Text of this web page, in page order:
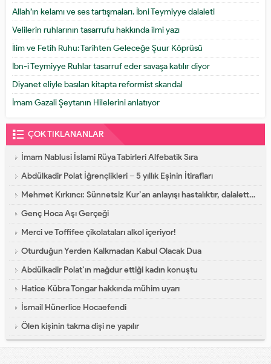
Allah’ın kelamı ve ses tartışmaları. İbni Teymiyye dalaleti
Velilerin ruhlarının tasarrufu hakkında ilmi yazı
İlim ve Fetih Ruhu: Tarihten Geleceğe Şuur Köprüsü
İbn-i Teymiyye Ruhlar tasarruf eder savaşa katılır diyor
Diyanet eliyle basılan kitapta reformist skandal
İmam Gazali Şeytanın Hilelerini anlatıyor
ÇOK TIKLANANLAR
İmam Nablusi İslami Rüya Tabirleri Alfebatik Sıra
Abdülkadir Polat İğrençlikleri – 5 yıllık Eşinin İtirafları
Mehmet Kırkıncı: Sünnetsiz Kur’an anlayışı hastalıktır, dalalettir!
Genç Hoca Aşı Gerçeği
Merci ve Toffifee çikolataları alkol içeriyor!
Oturduğun Yerden Kalkmadan Kabul Olacak Dua
Abdülkadir Polat’ın mağdur ettiği kadın konuştu
Hatice Kübra Tongar hakkında mühim uyarı
İsmail Hünerlice Hocaefendi
Ölen kişinin takma dişi ne yapılır